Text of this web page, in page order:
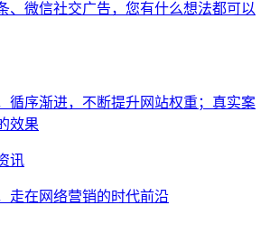
、微信社交广告，您有什么想法都可以
循序渐进，不断提升网站权重；真实案
效果
讯
走在网络营销的时代前沿